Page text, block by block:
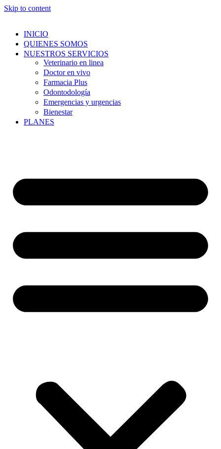
Skip to content
INICIO
QUIENES SOMOS
NUESTROS SERVICIOS
Veterinario en linea
Doctor en vivo
Farmacia Plus
Odontodología
Emergencias y urgencias
Bienestar
PLANES